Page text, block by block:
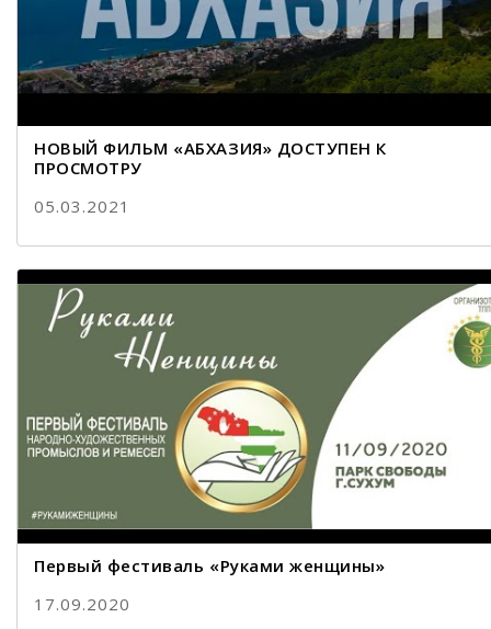
НОВЫЙ ФИЛЬМ «АБХАЗИЯ» ДОСТУПЕН К
ПРОСМОТРУ
05.03.2021
Первый фестиваль «Руками женщины»
17.09.2020